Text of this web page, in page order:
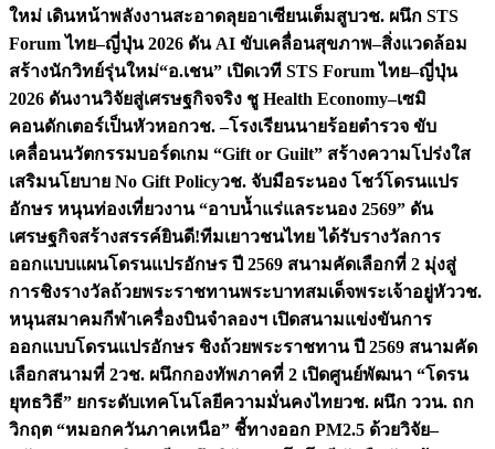
ใหม่ เดินหน้าพลังงานสะอาดลุยอาเซียนเต็มสูบวช. ผนึก STS
Forum ไทย–ญี่ปุ่น 2026 ดัน AI ขับเคลื่อนสุขภาพ–สิ่งแวดล้อม
สร้างนักวิทย์รุ่นใหม่“อ.เชน” เปิดเวที STS Forum ไทย–ญี่ปุ่น
2026 ดันงานวิจัยสู่เศรษฐกิจจริง ชู Health Economy–เซมิ
คอนดักเตอร์เป็นหัวหอกวช. –โรงเรียนนายร้อยตำรวจ ขับ
เคลื่อนนวัตกรรมบอร์ดเกม “Gift or Guilt” สร้างความโปร่งใส
เสริมนโยบาย No Gift Policyวช. จับมือระนอง โชว์โดรนแปร
อักษร หนุนท่องเที่ยวงาน “อาบน้ำแร่แลระนอง 2569” ดัน
เศรษฐกิจสร้างสรรค์ยินดี!ทีมเยาวชนไทย ได้รับรางวัลการ
ออกแบบแผนโดรนแปรอักษร ปี 2569 สนามคัดเลือกที่ 2 มุ่งสู่
การชิงรางวัลถ้วยพระราชทานพระบาทสมเด็จพระเจ้าอยู่หัววช.
หนุนสมาคมกีฬาเครื่องบินจำลองฯ เปิดสนามแข่งขันการ
ออกแบบโดรนแปรอักษร ชิงถ้วยพระราชทาน ปี 2569 สนามคัด
เลือกสนามที่ 2วช. ผนึกกองทัพภาคที่ 2 เปิดศูนย์พัฒนา “โดรน
ยุทธวิธี” ยกระดับเทคโนโลยีความมั่นคงไทยวช. ผนึก ววน. ถก
วิกฤต “หมอกควันภาคเหนือ” ชี้ทางออก PM2.5 ด้วยวิจัย–